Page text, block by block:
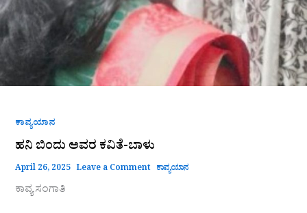
ಕಾವ್ಯಯಾನ
ಹನಿ ಬಿಂದು ಅವರ ಕವಿತೆ-ಬಾಳು
April 26, 2025 Leave a Comment ಕಾವ್ಯಯಾನ
ಕಾವ್ಯ ಸಂಗಾತಿ